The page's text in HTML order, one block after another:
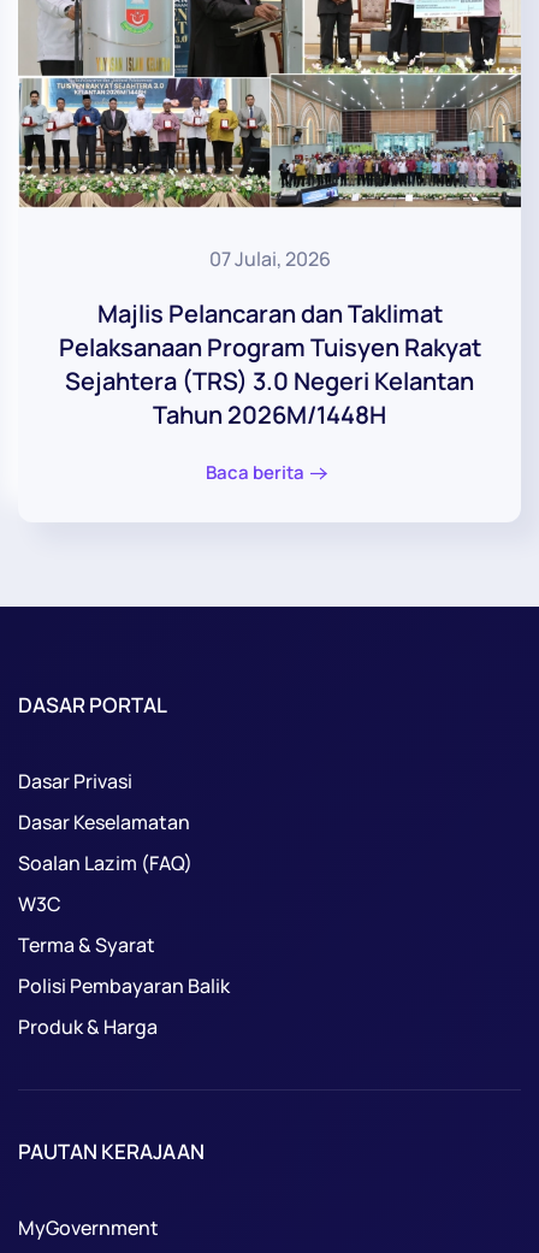
07 Julai, 2026
Majlis Pelancaran dan Taklimat
Pelaksanaan Program Tuisyen Rakyat
Sejahtera (TRS) 3.0 Negeri Kelantan
Tahun 2026M/1448H
Baca berita
DASAR PORTAL
Dasar Privasi
Dasar Keselamatan
Soalan Lazim (FAQ)
W3C
Terma & Syarat
Polisi Pembayaran Balik
Produk & Harga
PAUTAN KERAJAAN
MyGovernment